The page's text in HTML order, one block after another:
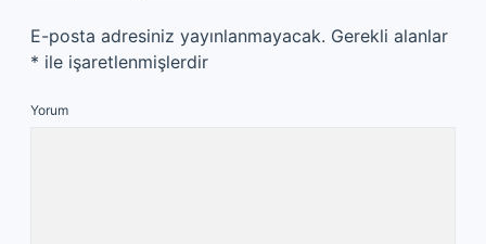
E-posta adresiniz yayınlanmayacak. Gerekli alanlar
* ile işaretlenmişlerdir
Yorum